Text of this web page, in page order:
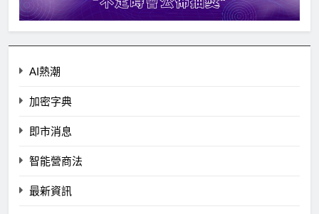
AI熱潮
加密字典
即市消息
智能營商法
最新資訊